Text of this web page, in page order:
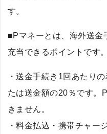
す。
■Pマネーとは、海外送金
充当できるポイントです。
・送金手続き1回あたり
たは送金額の20％です。
きません。
・料金払込・携帯チャー